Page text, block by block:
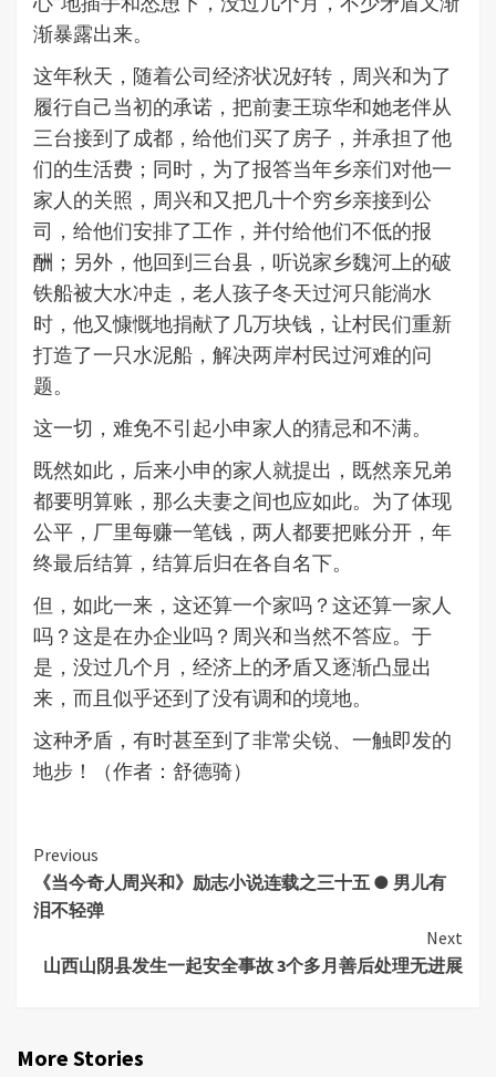
渐暴露出来。
这年秋天，随着公司经济状况好转，周兴和为了
履行自己当初的承诺，把前妻王琼华和她老伴从
三台接到了成都，给他们买了房子，并承担了他
们的生活费；同时，为了报答当年乡亲们对他一
家人的关照，周兴和又把几十个穷乡亲接到公
司，给他们安排了工作，并付给他们不低的报
酬；另外，他回到三台县，听说家乡魏河上的破
铁船被大水冲走，老人孩子冬天过河只能淌水
时，他又慷慨地捐献了几万块钱，让村民们重新
打造了一只水泥船，解决两岸村民过河难的问
题。
这一切，难免不引起小申家人的猜忌和不满。
既然如此，后来小申的家人就提出，既然亲兄弟
都要明算账，那么夫妻之间也应如此。为了体现
公平，厂里每赚一笔钱，两人都要把账分开，年
终最后结算，结算后归在各自名下。
但，如此一来，这还算一个家吗？这还算一家人
吗？这是在办企业吗？周兴和当然不答应。于
是，没过几个月，经济上的矛盾又逐渐凸显出
来，而且似乎还到了没有调和的境地。
这种矛盾，有时甚至到了非常尖锐、一触即发的
地步！（作者：舒德骑）
Continue
Reading
Previous
《当今奇人周兴和》励志小说连载之三十五 ● 男儿有
泪不轻弹
Next
山西山阴县发生一起安全事故 3个多月善后处理无进展
More Stories